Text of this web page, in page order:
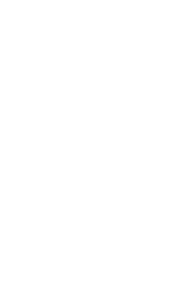
1.6
| 17"